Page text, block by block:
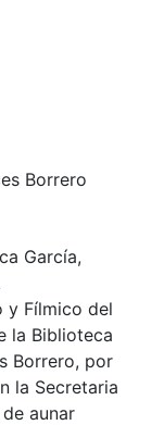
Borrero
García,
y Fílmico del
la Biblioteca
Borrero, por
la Secretaria
aunar